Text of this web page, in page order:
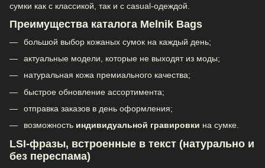
сумки как с классикой, так и с casual-одеждой.
Преимущества каталога Melnik Bags
большой выбор кожаных сумок на каждый день;
актуальные модели, которые не выходят из моды;
натуральная кожа премиального качества;
быстрое обновление ассортимента;
отправка заказов в день оформления;
возможность индивидуальной гравировки на сумке.
LSI-фразы, встроенные в текст (натурально и
без переспама)